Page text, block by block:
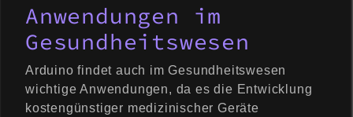
Anwendungen im
Gesundheitswesen
Arduino findet auch im Gesundheitswesen
wichtige Anwendungen, da es die Entwicklung
kostengünstiger medizinischer Geräte